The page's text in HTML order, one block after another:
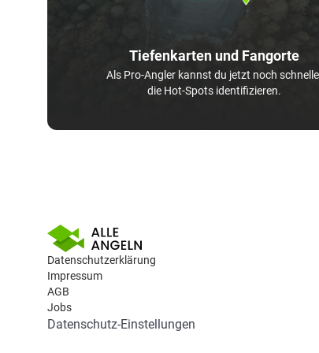
Tiefenkarten und Fangorte
Als Pro-Angler kannst du jetzt noch
die Hot-Spots identifizieren.
Datenschutzerklärung
Impressum
AGB
Jobs
Datenschutz-Einstellungen